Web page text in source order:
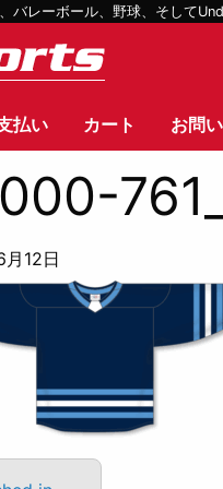
レーボール、野球、そして
払い カート お問
12日